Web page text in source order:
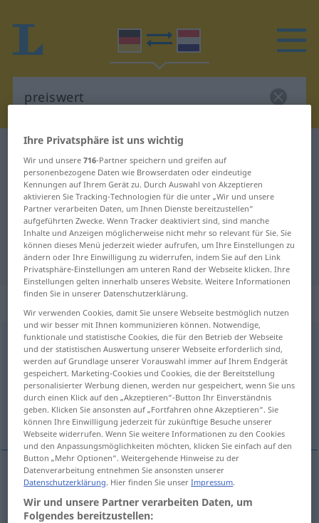
Deutsch-Niederländisch Wörterbuch
Deutsch-Niederländisch
Übersetzung für "preiswert"
"preiswert" Niederländisch
Übersetzung
„preiswert“
preiswert
Übersicht aller Übersetzungen
(Für mehr Details die Übersetzung anklicken/antippen)
voordelig, goedkoop
voordelig,goedkoop preiswert
Ihre Privatsphäre ist uns wichtig
Wir und unsere716-Partner speichern und greifen auf
personenbezogene Daten wie Browserdaten oder eindeutige
Kennungen auf Ihrem Gerät zu. Durch Auswahl von Akzeptieren
aktivieren Sie Tracking-Technologien für die unter „Wir und unsere
Partner verarbeiten Daten, um Ihnen Dienste bereitzustellen“
aufgeführten Zwecke. Wenn Tracker deaktiviert sind, sind manche
Inhalte und Anzeigen möglicherweise nicht mehr so relevant für Sie. Sie
können dieses Menü jederzeit wieder aufrufen, um Ihre Einstellungen zu
ändern oder Ihre Einwilligung zu widerrufen, indem Sie auf den Link
Privatsphäre-Einstellungen am unteren Rand der Webseite klicken. Ihre
Einstellungen gelten innerhalb unseres Website. Weitere Informationen
finden Sie in unserer Datenschutzerklärung.
Wir verwenden Cookies, damit Sie unsere Webseite bestmöglich nutzen
und wir besser mit Ihnen kommunizieren können. Notwendige,
funktionale und statistische Cookies, die für den Betrieb der Webseite
und der statistischen Auswertung unserer Webseite erforderlich sind,
werden auf Grundlage unserer Vorauswahl immer auf Ihrem Endgerät
gespeichert. Marketing-Cookies und Cookies, die der Bereitstellung
personalisierter Werbung dienen, werden nur gespeichert, wenn Sie uns
durch einen Klick auf den „Akzeptieren“-Button Ihr Einverständnis
geben. Klicken Sie ansonsten auf „Fortfahren ohne Akzeptieren“. Sie
können Ihre Einwilligung jederzeit für zukünftige Besuche unserer
Webseite widerrufen. Wenn Sie weitere Informationen zu den Cookies
und den Anpassungsmöglichkeiten möchten, klicken Sie einfach auf den
Button „Mehr Optionen“. Weitergehende Hinweise zu der
Datenverarbeitung entnehmen Sie ansonsten unserer
Datenschutzerklärung. Hier finden Sie unserImpressum.
Wir und unsere Partner verarbeiten Daten, um
Folgendes bereitzustellen: